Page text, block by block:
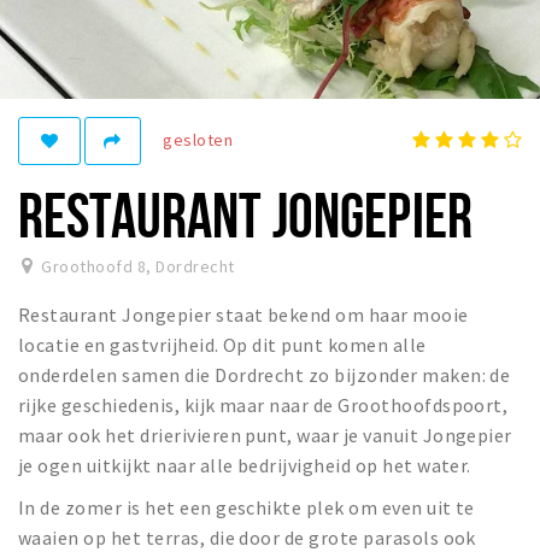
Drinken
Slapen
Recreatief
Winkelgebieden
Parkeren
Bezienswaardigheden
Musea, theaters & podia
Uitjes & activiteiten
Toeristische routes
Sport
Natuur
gesloten
RESTAURANT JONGEPIER
Groothoofd 8, Dordrecht
Restaurant Jongepier staat bekend om haar mooie
locatie en gastvrijheid. Op dit punt komen alle
onderdelen samen die Dordrecht zo bijzonder maken: de
rijke geschiedenis, kijk maar naar de Groothoofdspoort,
maar ook het drierivieren punt, waar je vanuit Jongepier
je ogen uitkijkt naar alle bedrijvigheid op het water.
In de zomer is het een geschikte plek om even uit te
waaien op het terras, die door de grote parasols ook